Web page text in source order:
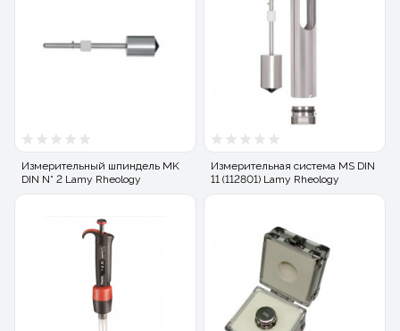
Измерительный шпиндель MK
DIN N° 2 Lamy Rheology
Измерительная система MS DIN
11 (112801) Lamy Rheology